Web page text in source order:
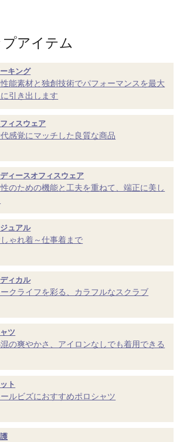
アイテム
キング
能素材と独創技術でパフォーマンスを最大
引き出します
ィスウェア
感覚にマッチした良質な商品
ィースオフィスウェア
のための機能と工夫を重ねて、端正に美し
ュアル
ゃれ着～仕事着まで
ディカル
ークライフを彩る、カラフルなスクラブ
ツ
の爽やかさ、アイロンなしでも着用できる
ト
ルビズにおすすめポロシャツ